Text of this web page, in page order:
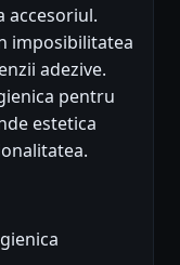
accesoriul.
imposibilitatea
adezive.
pentru
estetica